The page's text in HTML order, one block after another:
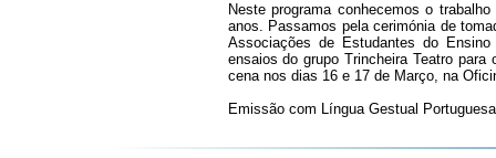
Neste programa conhecemos o
anos. Passamos pela cerimónia de
Associações de Estudantes do
ensaios do grupo Trincheira Teatro
cena nos dias 16 e 17 de Março, na
Emissão com Língua Gestual